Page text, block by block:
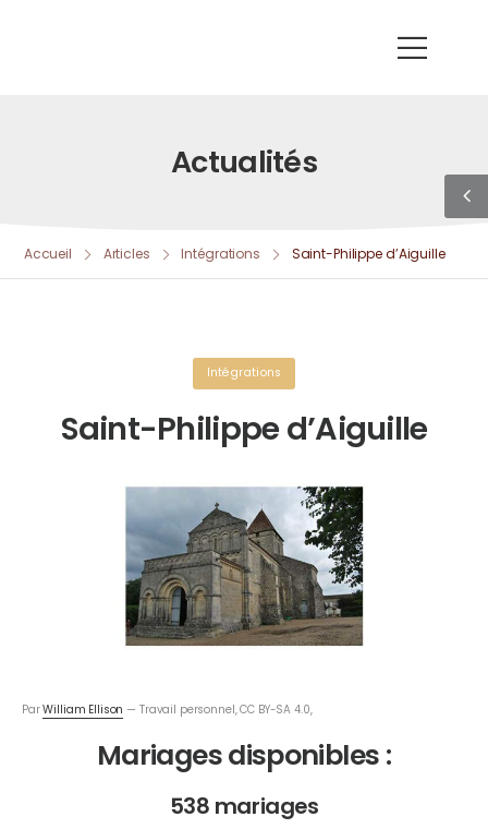
Actualités
Accueil Articles Intégrations Saint-Philippe d’Aiguille
Intégrations
Saint-Philippe d’Aiguille
ParWilliam Ellison — Travail personnel, CC BY-SA 4.0,
Mariages disponibles :
538 mariages